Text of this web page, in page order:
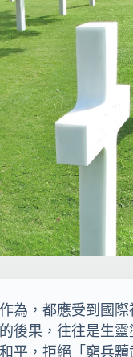
為，都應受到國際
後果，往往是生
平，拒絕「窮兵黷